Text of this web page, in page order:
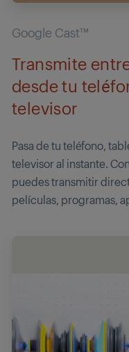
Google Cast™
Transmite
desde tu
televisor
Pasa de tu teléfono,
televisor al instante.
puedes transmitir
películas, programas,